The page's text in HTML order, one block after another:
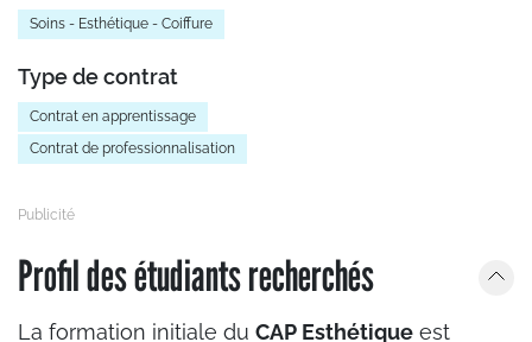
Soins - Esthétique - Coiffure
Type de contrat
Contrat en apprentissage
Contrat de professionnalisation
Profil des étudiants recherchés
La formation initiale du CAP Esthétique est